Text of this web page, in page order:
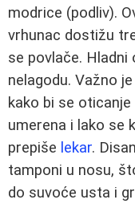
modrice (podliv).
vrhunac dostižu
se povlače.
nelagodu. Važno
kako bi se
umerena i lako se
prepiše lekar.
tamponi u nosu,
do suvoće usta i